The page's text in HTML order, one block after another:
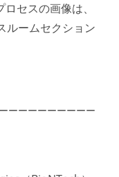
セスの画像は、
ルームセクション
ーーーーーーーーー